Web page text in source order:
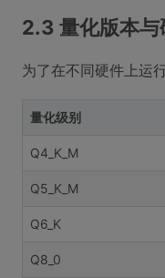
2.3 量化版本与
为了在不同硬件上运
量化级别
Q4_K_M
Q5_K_M
Q6_K
Q8_0